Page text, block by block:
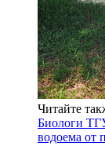
Читайте
Биологи
водоема от